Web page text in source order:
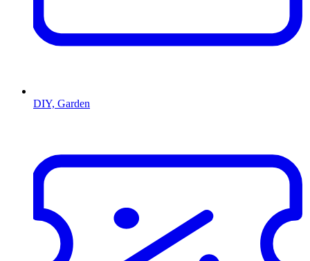
DIY, Garden